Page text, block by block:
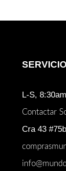
L-S,
Contactar
Cra 43